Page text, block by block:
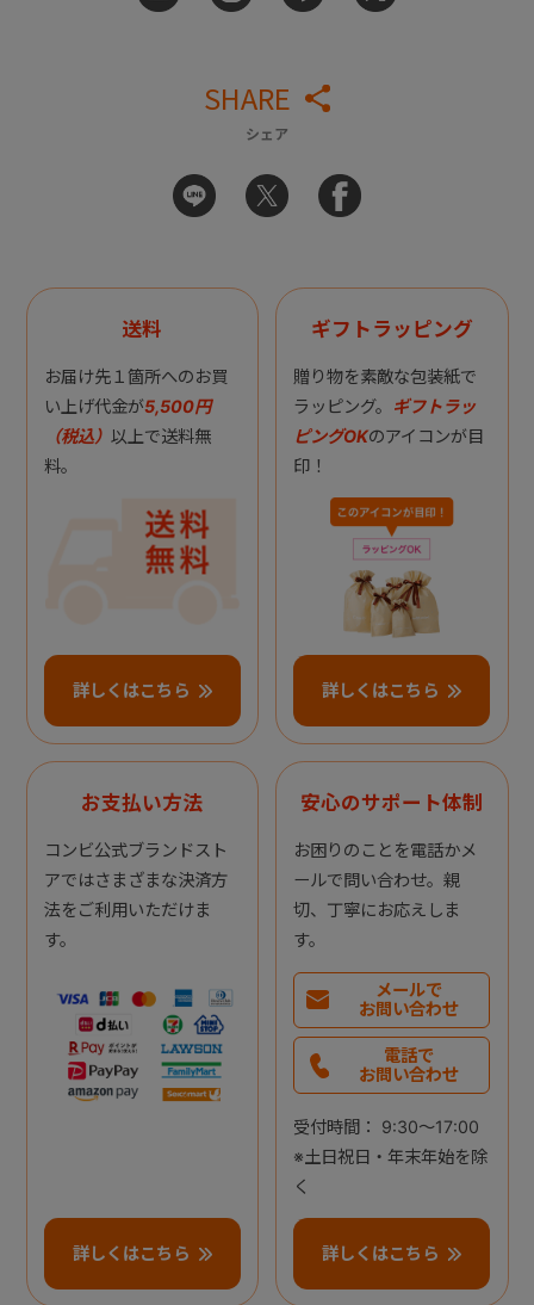
SHARE
シェア
送料
お届け先１箇所へのお買
い上げ代金が5,500円
（税込） 以上で送料無
料。
詳しくはこちら
ギフトラッピング
贈り物を素敵な包装紙で
ラッピング。 ギフトラッ
ピングOKのアイコンが目
印！
詳しくはこちら
お支払い方法
コンビ公式ブランドスト
アではさまざまな決済方
法をご利用いただけま
す。
詳しくはこちら
安心のサポート体制
お困りのことを電話かメ
ールで問い合わせ。親
切、丁寧にお応えしま
す。
メールで
お問い合わせ
電話で
お問い合わせ
受付時間： 9:30～17:00
※土日祝日・年末年始を除
く
詳しくはこちら